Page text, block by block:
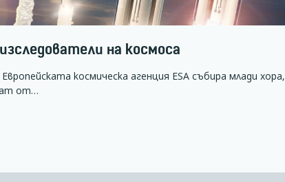
на космоса
космическа агенция ESA събира млади хора,
от…